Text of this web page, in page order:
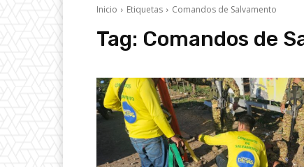
Inicio Etiquetas Comandos de Salvamento
Tag: Comandos de